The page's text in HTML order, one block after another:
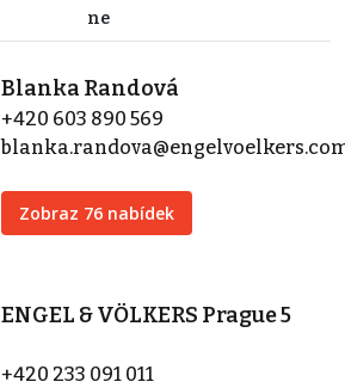
ne
Blanka Randová
+420 603 890 569
Zobraz 76 nabídek
ENGEL & VÖLKERS Prague 5
+420 233 091 011